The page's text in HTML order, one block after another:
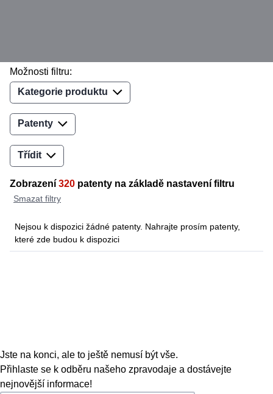
Možnosti filtru:
Kategorie produktu
Patenty
Třídit
Zobrazení 320 patenty na základě nastavení filtru
Smazat filtry
Nejsou k dispozici žádné patenty. Nahrajte prosím patenty,
které zde budou k dispozici
Jste na konci, ale to ještě nemusí být vše.
Přihlaste se k odběru našeho zpravodaje a dostávejte
nejnovější informace!